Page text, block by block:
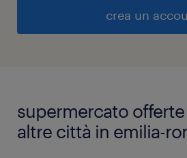
crea un
supermercato
altre città in emilia-